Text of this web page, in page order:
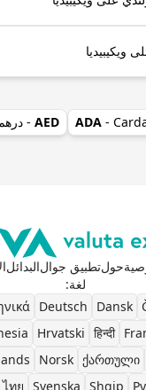
ADA -
AED
-
حولتطبيق جوالالبدائل
لغة:
Dansk
Deutsch
हिन्दी
Hrvatski
ქართული
Norsk
Shqip
Svenska
ไทย